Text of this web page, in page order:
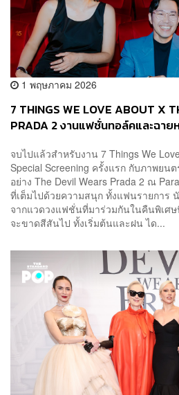
1 พฤษภาคม 2026
7 THINGS WE LOVE ABOUT X
PRADA 2 งานแฟชั่นทอล์คและฉา
จบไปแล้วสำหรับงาน 7 Things We
Special Screening ครั้งแรก กับภาพย
อย่าง The Devil Wears Prada 2 ณ
ที่เต็มไปด้วยความสนุก ทั้งแฟนรายการ
จากแวดวงแฟชั่นที่มาร่วมกันในคืนพิเศ
จะขาดสีสันไป ทั้งเริ่มต้นและฝน ได...